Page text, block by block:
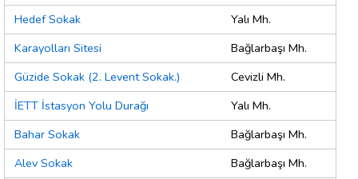
Hedef Sokak
Yalı Mh.
Karayolları Sitesi
Bağlarbaşı Mh.
Güzide Sokak (2. Levent Sokak.)
Cevizli Mh.
İETT İstasyon Yolu Durağı
Yalı Mh.
Bahar Sokak
Bağlarbaşı Mh.
Alev Sokak
Bağlarbaşı Mh.